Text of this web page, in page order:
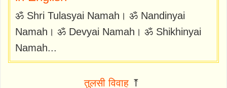
ॐ Shri Tulasyai Namah। ॐ Nandinyai
Namah। ॐ Devyai Namah। ॐ Shikhinyai
Namah...
तुलसी विवाह ⤒